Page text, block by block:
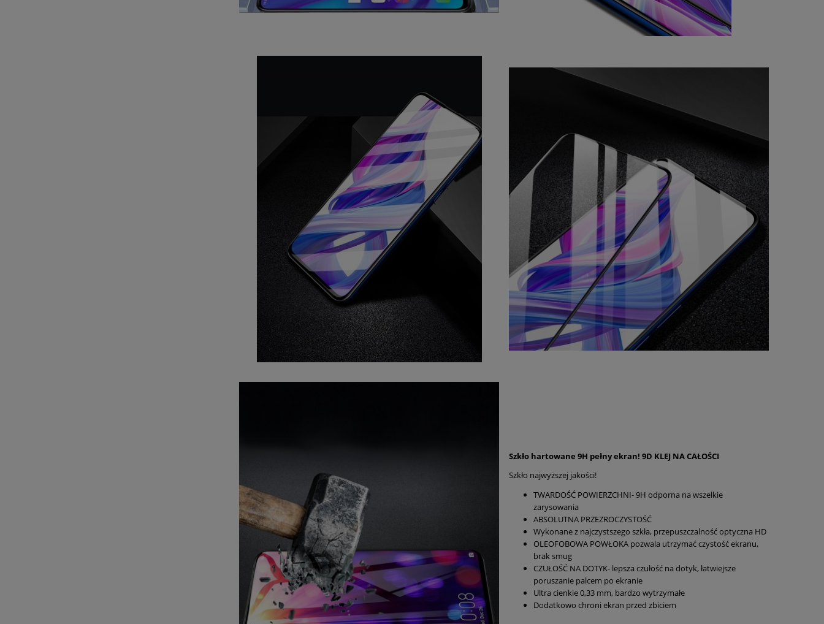
Szkło hartowane 9H pełny ekran! 9D KLEJ NA CAŁOŚCI
Szkło najwyższej jakości!
TWARDOŚĆ POWIERZCHNI- 9H odporna na wszelkie
zarysowania
ABSOLUTNA PRZEZROCZYSTOŚĆ
Wykonane z najczystszego szkła, przepuszczalność optyczna HD
OLEOFOBOWA POWŁOKA pozwala utrzymać czystość ekranu,
brak smug
CZUŁOŚĆ NA DOTYK- lepsza czułość na dotyk, łatwiejsze
poruszanie palcem po ekranie
Ultra cienkie 0,33 mm, bardzo wytrzymałe
Dodatkowo chroni ekran przed zbiciem